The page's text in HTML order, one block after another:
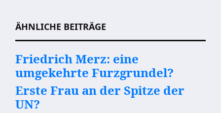
ÄHNLICHE BEITRÄGE
Friedrich Merz: eine
umgekehrte Furzgrundel?
Erste Frau an der Spitze der
UN?